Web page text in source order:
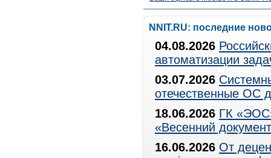
NNIT.RU: последние
04.08.2026
автоматизации
03.07.2026
отечественные ОС
18.06.2026 ГК
«Весенний
16.06.2026 От